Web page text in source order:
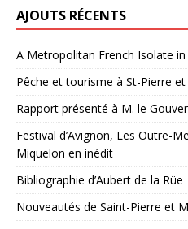
AJOUTS RÉCENTS
A Metropolitan French Isolate
Pêche et tourisme à St-Pierre
Rapport présenté à M. le
Festival d’Avignon, Les Outre-
Miquelon en inédit
Bibliographie d’Aubert de la Rüe
Nouveautés de Saint-Pierre et